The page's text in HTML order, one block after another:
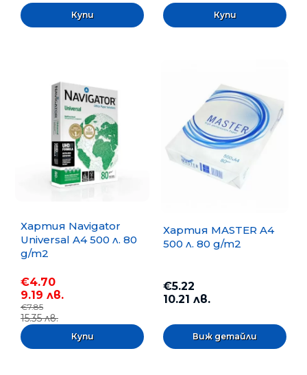
Хартия Navigator
Universal A4 500 л. 80
g/m2
€4.70
9.19 лв.
€7.85
15.35 лв.
Хартия MASTER A4
500 л. 80 g/m2
€5.22
10.21 лв.
Виж детайли